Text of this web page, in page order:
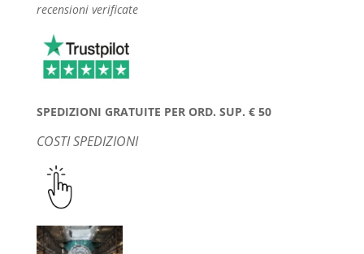
recensioni verificate
SPEDIZIONI GRATUITE PER ORD. SUP. € 50
COSTI SPEDIZIONI